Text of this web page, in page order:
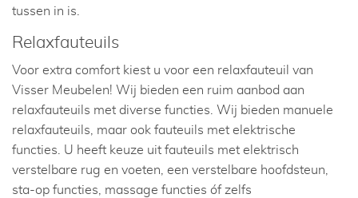
tussen in is.
Relaxfauteuils
Voor extra comfort kiest u voor een relaxfauteuil van
Visser Meubelen! Wij bieden een ruim aanbod aan
relaxfauteuils met diverse functies. Wij bieden manuele
relaxfauteuils, maar ook fauteuils met elektrische
functies. U heeft keuze uit fauteuils met elektrisch
verstelbare rug en voeten, een verstelbare hoofdsteun,
sta-op functies, massage functies óf zelfs